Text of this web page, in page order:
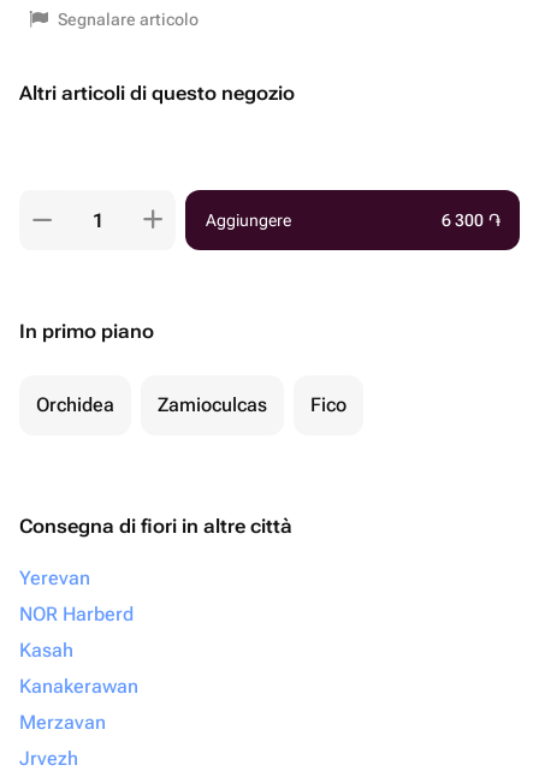
Segnalare articolo
Altri articoli di questo negozio
Aggiungere 6 300 ֏
In primo piano
Orchidea Zamioculcas Fico
Consegna di fiori in altre città
Yerevan
NOR Harberd
Kasah
Kanakerawan
Merzavan
Jrvezh